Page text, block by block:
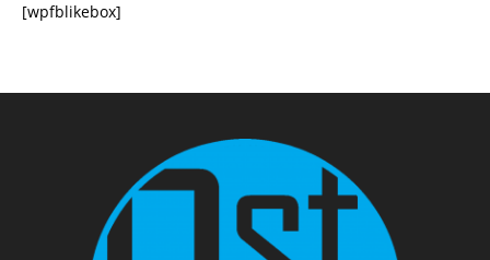
[wpfblikebox]